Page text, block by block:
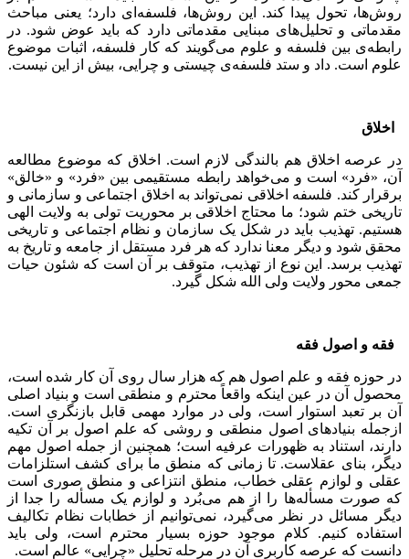
روش‌ها، تحول پیدا کند. این روش‌ها، فلسفه‌ای دارد؛ یعنی مباحث
مقدماتی و تحلیل‌های مبنایی مقدماتی دارد که باید عوض شود. در
رابطه‌ی بین فلسفه و علوم می‌گویند که کار فلسفه، اثبات موضوع
علوم است. داد و ستد فلسفه‌ی چیستی و چرایی، بیش از این نیست.
اخلاق
در عرصه اخلاق هم بالندگی لازم است. اخلاق که موضوع مطالعه
آن، «فرد» است و می‌خواهد رابطه مستقیمی بین «فرد» و «خالق»
برقرار کند. فلسفه اخلاقی نمی‌تواند به اخلاق اجتماعی و سازمانی و
تاریخی ختم شود؛ ما محتاج اخلاقی بر محوریت تولی به ولایت الهی
هستیم. تهذیب باید در شکل یک سازمان و نظام اجتماعی و تاریخی
محقق شود و دیگر معنا ندارد که هر فرد مستقل از جامعه و تاریخ به
تهذیب برسد. این نوع از تهذیب، متوقف بر آن است که شئون حیات
جمعی محور ولایت ولی الله شکل گیرد.
فقه و اصول فقه
در حوزه فقه و علم اصول هم که هزار سال روی آن کار شده است،
محصول آن در عین اینکه واقعاً محترم و منطقی است و بنیاد اصلی
آن بر تعبد استوار است، ولی در موارد مهمی قابل بازنگری است.
ازجمله بنیادهای اصول منطقی و روشی که علم اصول بر آن تکیه
دارند، استناد به ظهورات عرفیه است؛ همچنین از جمله اصول مهم
دیگر، بنای عقلاست. تا زمانی که منطق ما برای کشف استلزامات
عقلی و لوازم عقلی خطاب، منطق انتزاعی و منطق صوری است
که صورت مسأله‌ها را از هم می‌بُرد و لوازم یک مسأله را جدا از
دیگر مسائل در نظر می‌گیرد، نمی‌توانیم از خطابات نظام تکالیف
استفاده کنیم. کلام موجود حوزه بسیار محترم است، ولی باید
دانست که عرصه کاربری آن در مرحله تحلیل «چرایی» عالم است.